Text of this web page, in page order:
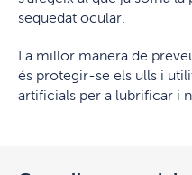
sequedat ocular.
La millor manera de
és protegir-se els ulls i
artificials per a lubrificar i